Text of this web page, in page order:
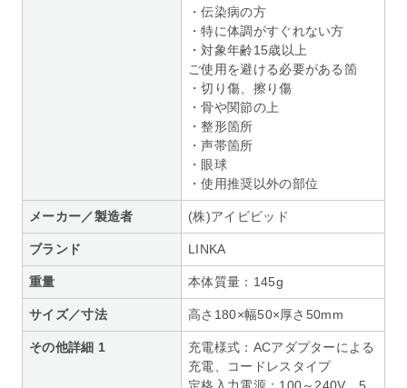
・伝染病の方
・特に体調がすぐれない方
・対象年齢15歳以上
ご使用を避ける必要がある箇
・切り傷、擦り傷
・骨や関節の上
・整形箇所
・声帯箇所
・眼球
・使用推奨以外の部位
メーカー／製造者 (株)アイビビッド
ブランド LINKA
重量 本体質量：145g
サイズ／寸法 高さ180×幅50×厚さ50mm
その他詳細 1
充電様式：ACアダプターによる
充電、コードレスタイプ